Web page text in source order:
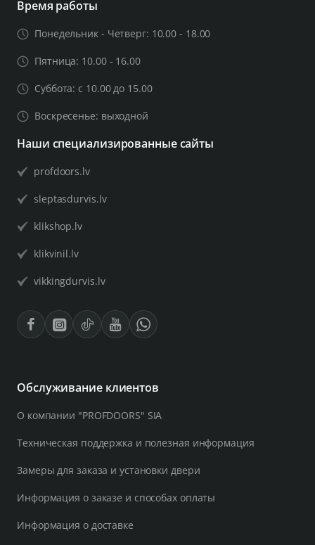
Время работы
Понедельник - Четверг: 10.00 - 18.00
Пятница: 10.00 - 16.00
Суббота: с 10.00 до 15.00
Воскресенье: выходной
Наши специализированные сайты
profdoors.lv
sleptasdurvis.lv
klikshop.lv
klikvinil.lv
vikkingdurvis.lv
Обслуживание клиентов
О компании "PROFDOORS" SIA
Техническая поддержка и полезная информация
Замеры для заказа и установки двери
Информация о заказе и способах оплаты
Информация о доставке